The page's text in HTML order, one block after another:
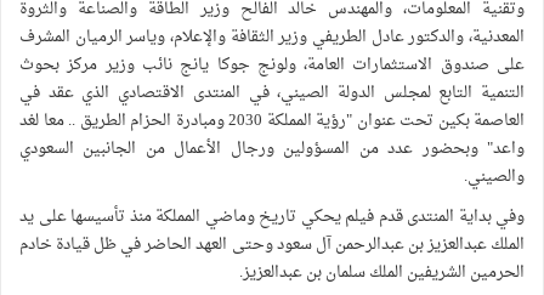
وتقنية المعلومات، والمهندس خالد الفالح وزير الطاقة والصناعة والثروة
المعدنية، والدكتور عادل الطريفي وزير الثقافة والإعلام، وياسر الرميان المشرف
على صندوق الاستثمارات العامة، ولونج جوكا يانج نائب وزير مركز بحوث
التنمية التابع لمجلس الدولة الصيني، في المنتدى الاقتصادي الذي عقد في
العاصمة بكين تحت عنوان "رؤية المملكة 2030 ومبادرة الحزام الطريق .. معا لغد
واعد" وبحضور عدد من المسؤولين ورجال الأعمال من الجانبين السعودي
والصيني.
وفي بداية المنتدى قدم فيلم يحكي تاريخ وماضي المملكة منذ تأسيسها على يد
الملك عبدالعزيز بن عبدالرحمن آل سعود وحتى العهد الحاضر في ظل قيادة خادم
الحرمين الشريفين الملك سلمان بن عبدالعزيز.